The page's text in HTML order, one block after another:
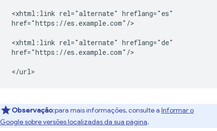
<xhtml:link rel="alternate" hreflang="es"
href="https://es.example.com"/>
<xhtml:link rel="alternate" hreflang="de"
href="https://es.example.com"/>
Observação:para mais informações, consulte a Informar o
Google sobre versões localizadas da sua página.